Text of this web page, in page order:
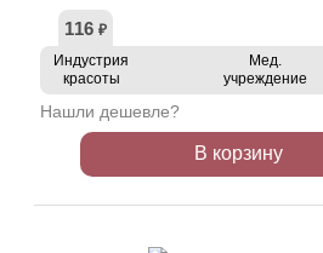
116 ₽
Индустрия
красоты
Мед.
учреждение
Нашли дешевле?
В корзину